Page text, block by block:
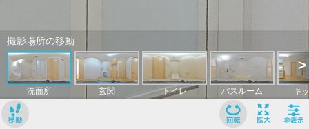
撮影場所の移動
洗面所 玄関 トイレ バスルーム キ
>